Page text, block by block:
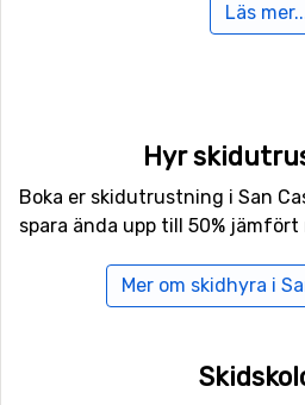
Flyg till San
från San Cassiano, vilket är en
transferalternativen är många
är även möjligt att flyga till
Innsbruck, som ligger 89
som har ett avstånd på
Närmaste skidorter
Läs
Hyr
Boka er skidutrustning i San
spara ända upp till 50%
Mer om skidhyra i